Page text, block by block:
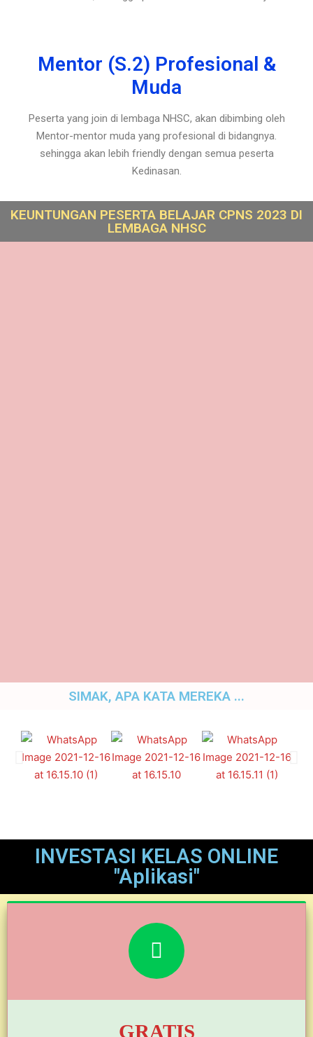
Mentor (S.2) Profesional &
Muda
Peserta yang join di lembaga NHSC, akan dibimbing oleh
Mentor-mentor muda yang profesional di bidangnya.
sehingga akan lebih friendly dengan semua peserta
Kedinasan.
KEUNTUNGAN PESERTA BELAJAR CPNS 2023 DI
LEMBAGA NHSC
SIMAK, APA KATA MEREKA ...
INVESTASI KELAS ONLINE
"Aplikasi"
GRATIS